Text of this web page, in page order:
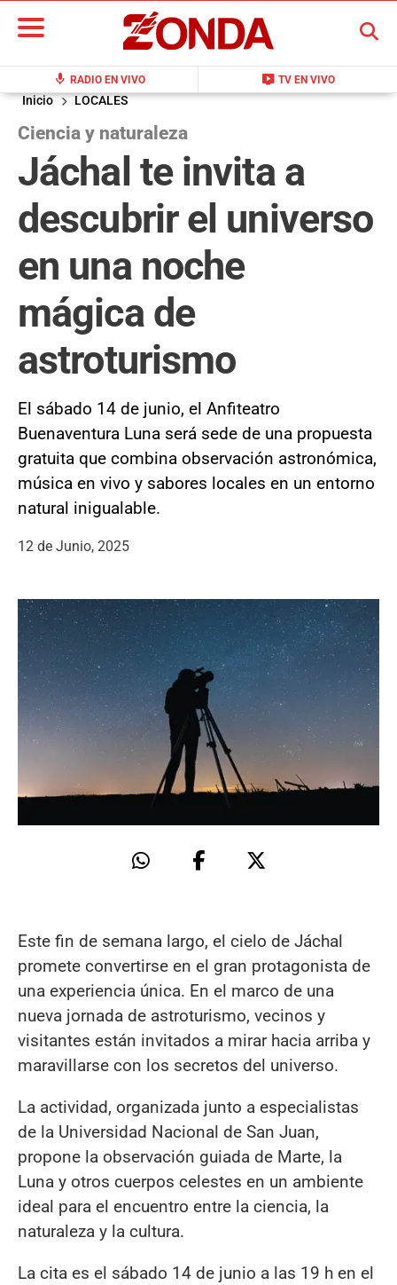
mic RADIO EN VIVO live_tv TV EN VIVO
BUSCAR
Inicio LOCALES
Ciencia y naturaleza
Jáchal te invita a
descubrir el universo
en una noche
mágica de
astroturismo
El sábado 14 de junio, el Anfiteatro
Buenaventura Luna será sede de una propuesta
gratuita que combina observación astronómica,
música en vivo y sabores locales en un entorno
natural inigualable.
12 de Junio, 2025
Este fin de semana largo, el cielo de Jáchal
promete convertirse en el gran protagonista de
una experiencia única. En el marco de una
nueva jornada de astroturismo, vecinos y
visitantes están invitados a mirar hacia arriba y
maravillarse con los secretos del universo.
La actividad, organizada junto a especialistas
de la Universidad Nacional de San Juan,
propone la observación guiada de Marte, la
Luna y otros cuerpos celestes en un ambiente
ideal para el encuentro entre la ciencia, la
naturaleza y la cultura.
La cita es el sábado 14 de junio a las 19 h en el